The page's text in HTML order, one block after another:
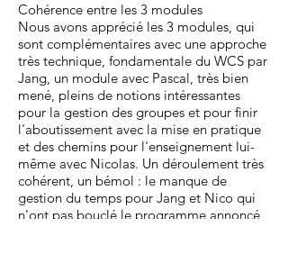
Cohérence entre les 3 modules
Nous avons apprécié les 3 modules, qui
sont complémentaires avec une approche
très technique, fondamentale du WCS par
Jang, un module avec Pascal, très bien
mené, pleins de notions intéressantes
pour la gestion des groupes et pour finir
l'aboutissement avec la mise en pratique
et des chemins pour l'enseignement lui-
même avec Nicolas. Un déroulement très
cohérent, un bémol : le manque de
gestion du temps pour Jang et Nico qui
n'ont pas bouclé le programme annoncé,